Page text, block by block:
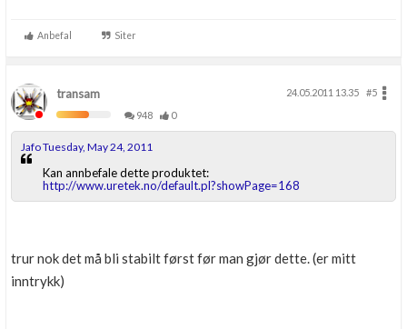
Anbefal Siter
transam 24.05.2011 13.35
#5
948
0
Jafo Tuesday, May 24, 2011
Kan annbefale dette produktet:
http://www.uretek.no/default.pl?showPage=168
trur nok det må bli stabilt først før man gjør dette. (er mitt
inntrykk)